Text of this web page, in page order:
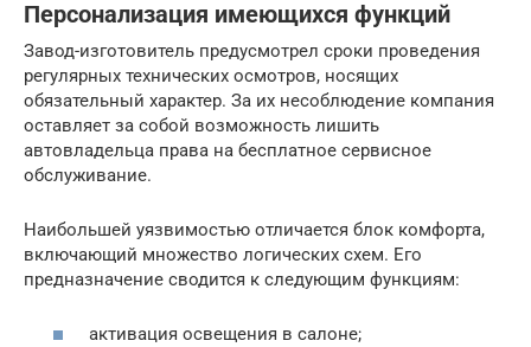
Персонализация имеющихся функций
Завод-изготовитель предусмотрел сроки проведения
регулярных технических осмотров, носящих
обязательный характер. За их несоблюдение компания
оставляет за собой возможность лишить
автовладельца права на бесплатное сервисное
обслуживание.
Наибольшей уязвимостью отличается блок комфорта,
включающий множество логических схем. Его
предназначение сводится к следующим функциям:
активация освещения в салоне;